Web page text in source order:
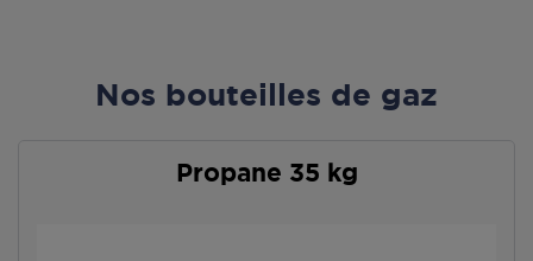
Nos bouteilles de gaz
Propane 35 kg